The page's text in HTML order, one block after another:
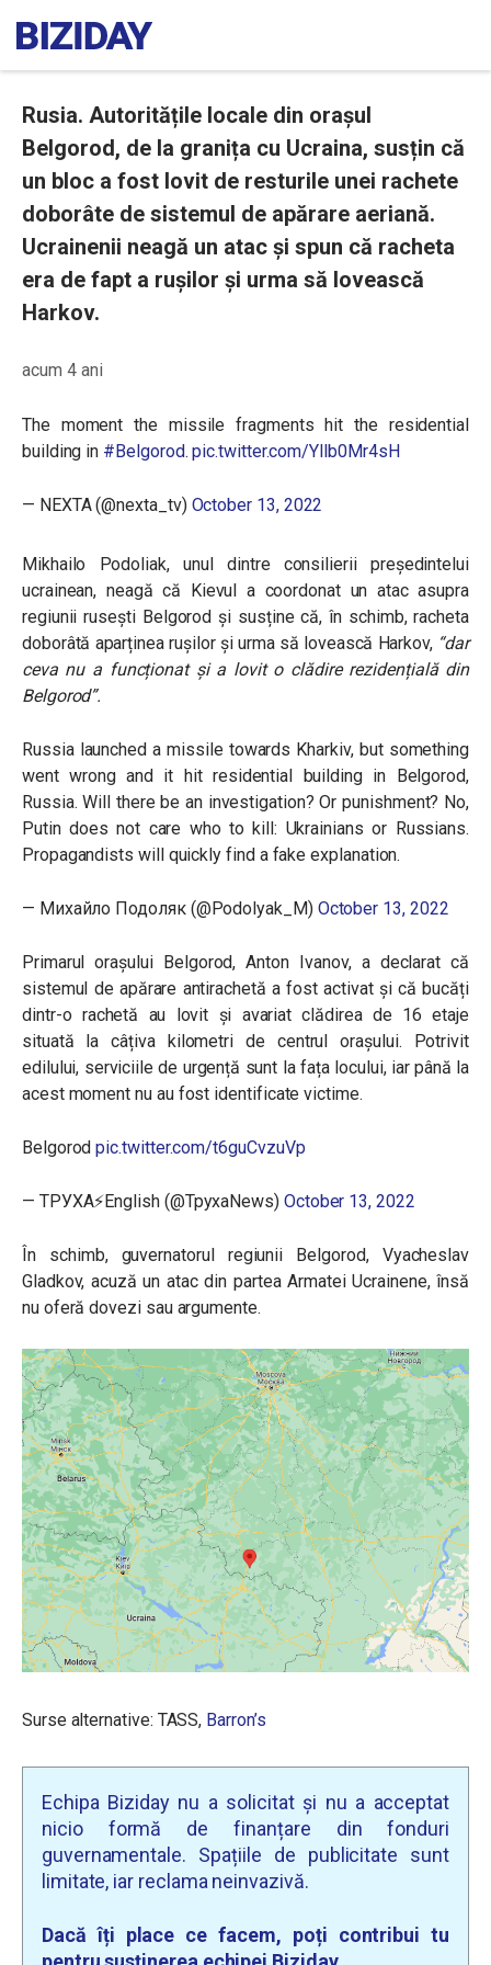
Rusia. Autoritățile locale din orașul
Belgorod, de la granița cu Ucraina, susțin că
un bloc a fost lovit de resturile unei rachete
doborâte de sistemul de apărare aeriană.
Ucrainenii neagă un atac și spun că racheta
era de fapt a rușilor și urma să lovească
Harkov.
acum 4 ani
The moment the missile fragments hit the residential
building in #Belgorod.pic.twitter.com/Yllb0Mr4sH
— NEXTA (@nexta_tv) October 13, 2022
Mikhailo Podoliak, unul dintre consilierii președintelui
ucrainean, neagă că Kievul a coordonat un atac asupra
regiunii rusești Belgorod și susține că, în schimb, racheta
doborâtă aparținea rușilor și urma să lovească Harkov, “dar
ceva nu a funcționat și a lovit o clădire rezidențială din
Belgorod”.
Russia launched a missile towards Kharkiv, but something
went wrong and it hit residential building in Belgorod,
Russia. Will there be an investigation? Or punishment? No,
Putin does not care who to kill: Ukrainians or Russians.
Propagandists will quickly find a fake explanation.
— Михайло Подоляк (@Podolyak_M) October 13, 2022
Primarul orașului Belgorod, Anton Ivanov, a declarat că
sistemul de apărare antirachetă a fost activat și că bucăți
dintr-o rachetă au lovit și avariat clădirea de 16 etaje
situată la câțiva kilometri de centrul orașului. Potrivit
edilului, serviciile de urgență sunt la fața locului, iar până la
acest moment nu au fost identificate victime.
Belgorodpic.twitter.com/t6guCvzuVp
— ТРУХА⚡️English (@TpyxaNews) October 13, 2022
În schimb, guvernatorul regiunii Belgorod, Vyacheslav
Gladkov, acuză un atac din partea Armatei Ucrainene, însă
nu oferă dovezi sau argumente.
Surse alternative: TASS, Barron’s
Echipa Biziday nu a solicitat și nu a acceptat
nicio formă de finanțare din fonduri
guvernamentale. Spațiile de publicitate sunt
limitate, iar reclama neinvazivă.
Dacă îți place ce facem, poți contribui tu